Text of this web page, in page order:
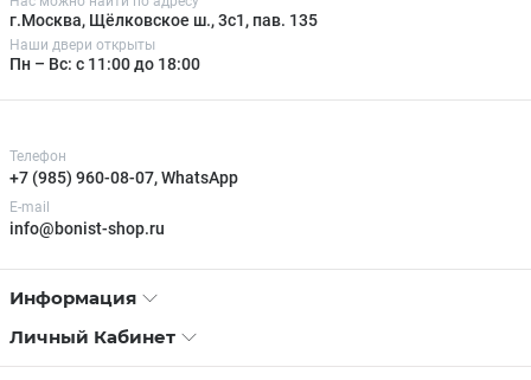
г.Москва, Щёлковское ш., 3с1, пав. 135
Наши двери открыты
Пн – Вс: с 11:00 до 18:00
Телефон
+7 (985) 960-08-07, WhatsApp
E-mail
info@bonist-shop.ru
Информация
Личный Кабинет